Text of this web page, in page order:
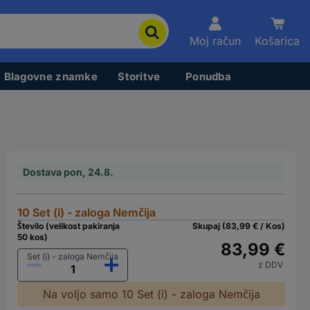
Moj račun Košarica
Blagovne znamke Storitve Ponudba
Dostava pon, 24.8.
10 Set (i) - zaloga Nemčija
Število (velikost pakiranja
50 kos)
Set (i) - zaloga Nemčija
Skupaj (83,99 € / Kos)
83,99 €
z DDV
Na voljo samo 10 Set (i) - zaloga Nemčija